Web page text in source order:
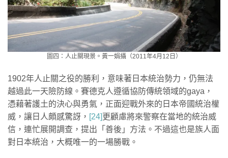
圖四：人止關現景。黃一娟攝（2011年4月12日）
1902年人止關之役的勝利，意味著日本統治勢力，仍無法
越過此一天險防線。賽德克人遵循協防傳統領域的gaya，
憑藉著護土的決心與勇氣，正面迎戰外來的日本帝國統治權
威，讓日人頗感驚訝， [24] 更顧慮將來警察在當地的統治威
信，連忙展開調查，提出「善後」方法。不過這也是族人面
對日本統治，大概唯一的一場勝戰。